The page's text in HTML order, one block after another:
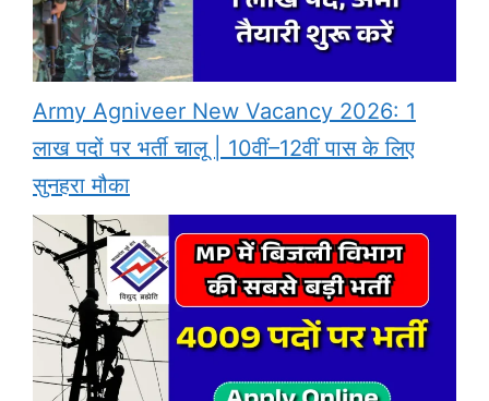
Army Agniveer New Vacancy 2026: 1
लाख पदों पर भर्ती चालू | 10वीं–12वीं पास के लिए
सुनहरा मौका